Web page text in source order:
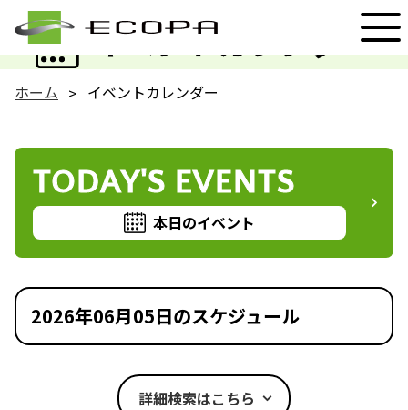
イベントカレンダー
EVENT
ホーム イベントカレンダー
TODAY'S EVENTS
本日のイベント
2026年06月05日のスケジュール
詳細検索はこちら